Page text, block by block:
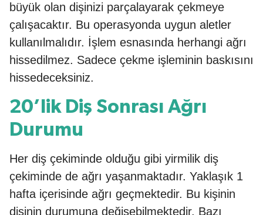
büyük olan dişinizi parçalayarak çekmeye
çalışacaktır. Bu operasyonda uygun aletler
kullanılmalıdır. İşlem esnasında herhangi ağrı
hissedilmez. Sadece çekme işleminin baskısını
hissedeceksiniz.
20’lik Diş Sonrası Ağrı
Durumu
Her diş çekiminde olduğu gibi yirmilik diş
çekiminde de ağrı yaşanmaktadır. Yaklaşık 1
hafta içerisinde ağrı geçmektedir. Bu kişinin
dişinin durumuna değişebilmektedir. Bazı